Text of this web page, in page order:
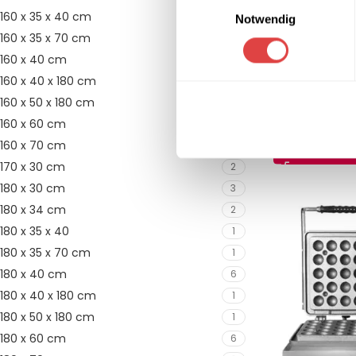
Notwendig
160 x 35 x 40 cm
160 x 35 x 70 cm
160 x 40 cm
160 x 40 x 180 cm
160 x 50 x 180 cm
160 x 60 cm
160 x 70 cm
170 x 30 cm 2
180 x 30 cm 3
180 x 34 cm 2
180 x 35 x 40 1
180 x 35 x 70 cm 1
180 x 40 cm 6
180 x 40 x 180 cm 1
180 x 50 x 180 cm 1
180 x 60 cm 6
Waffeleisen